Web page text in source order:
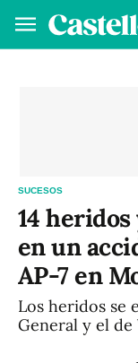
SUCESOS
14
en un
AP-7 en
Los heridos se
General y el